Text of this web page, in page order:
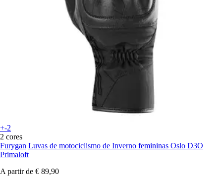
+-2
2 cores
Furygan Luvas de motociclismo de Inverno femininas Oslo D3O
Primaloft
A partir de € 89,90